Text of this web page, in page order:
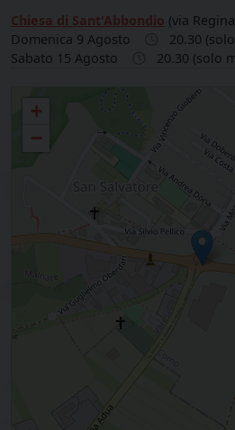
Chiesa di Sant'Abbondio (via
Domenica 9 Agosto
20.30
Sabato 15 Agosto
20.30 (solo
Parrocchia SS. ANNUNCIATA - COMO
+
−